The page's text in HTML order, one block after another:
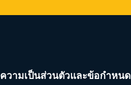
ความเป็นส่วนตัวและข้อกำหนด